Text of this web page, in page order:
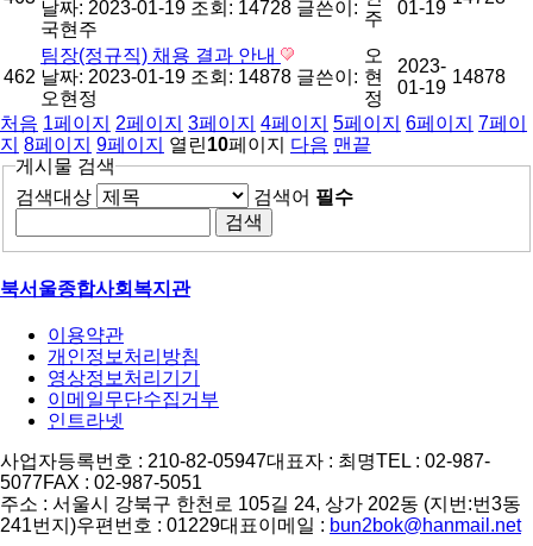
날짜: 2023-01-19 조회: 14728 글쓴이:
국현주
주
01-19
462
팀장(정규직) 채용 결과 안내
날짜: 2023-01-19 조회: 14878 글쓴이:
오현정
오
현
정
2023-
01-19
14878
처음 1페이지 2페이지 3페이지 4페이지 5페이지 6페이지 7페이
지 8페이지 9페이지 열린10페이지 다음 맨끝
게시물 검색
검색대상
검색어 필수
북서울종합사회복지관
이용약관
개인정보처리방침
영상정보처리기기
이메일무단수집거부
인트라넷
사업자등록번호 : 210-82-05947대표자 : 최명TEL : 02-987-
5077FAX : 02-987-5051
주소 : 서울시 강북구 한천로 105길 24, 상가 202동 (지번:번3동
241번지)우편번호 : 01229대표이메일 : bun2bok@hanmail.net